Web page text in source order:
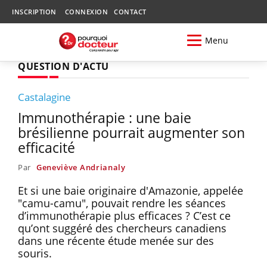
INSCRIPTION CONNEXION CONTACT
Menu
QUESTION D'ACTU
Castalagine
Immunothérapie : une baie
brésilienne pourrait augmenter son
efficacité
Par Geneviève Andrianaly
Et si une baie originaire d'Amazonie, appelée
"camu-camu", pouvait rendre les séances
d’immunothérapie plus efficaces ? C’est ce
qu’ont suggéré des chercheurs canadiens
dans une récente étude menée sur des
souris.